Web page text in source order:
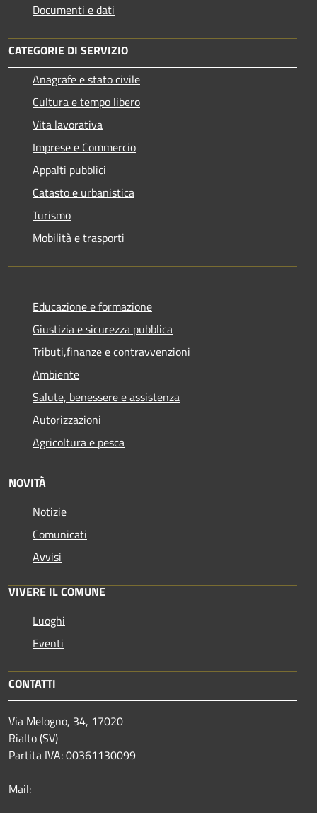
Documenti e dati
CATEGORIE DI SERVIZIO
Anagrafe e stato civile
Cultura e tempo libero
Vita lavorativa
Imprese e Commercio
Appalti pubblici
Catasto e urbanistica
Turismo
Mobilità e trasporti
Educazione e formazione
Giustizia e sicurezza pubblica
Tributi,finanze e contravvenzioni
Ambiente
Salute, benessere e assistenza
Autorizzazioni
Agricoltura e pesca
NOVITÀ
Notizie
Comunicati
Avvisi
VIVERE IL COMUNE
Luoghi
Eventi
CONTATTI
Via Melogno, 34, 17020
Rialto (SV)
Partita IVA: 00361130099
Mail: